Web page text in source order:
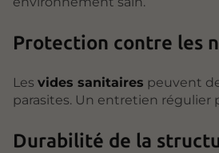
Protection contre les
Les vides sanitaires peuvent
parasites. Un entretien
Durabilité de la